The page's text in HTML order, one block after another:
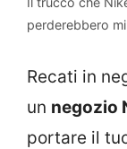
perderebbero
Recati in
un negozio
portare il